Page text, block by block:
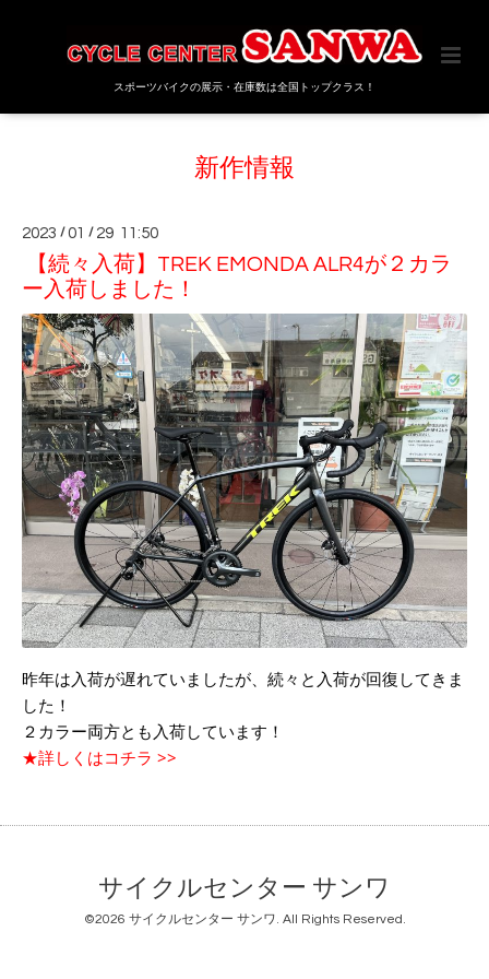
スポーツバイクの展示・在庫数は全国トップクラス！
新作情報
2023 /01 / 29 11:50
【続々入荷】TREK EMONDA ALR4が２カラ
ー入荷しました！
昨年は入荷が遅れていましたが、続々と入荷が回復してきま
した！
２カラー両方とも入荷しています！
★詳しくはコチラ >>
サイクルセンター サンワ
©2026 サイクルセンター サンワ. All Rights Reserved.